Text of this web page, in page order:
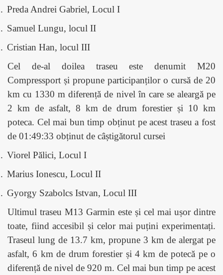
Preda Andrei Gabriel, Locul I
Samuel Lungu, locul II
Cristian Han, locul III
Cel de-al doilea traseu este denumit M20
Compressport și propune participanților o cursă de 20
km cu 1330 m diferență de nivel în care se aleargă pe
2 km de asfalt, 8 km de drum forestier și 10 km
poteca. Cel mai bun timp obținut pe acest traseu a fost
de 01:49:33 obținut de câștigătorul cursei
Viorel Pălici, Locul I
Marius Ionescu, Locul II
Gyorgy Szabolcs Istvan, Locul III
Ultimul traseu M13 Garmin este și cel mai ușor dintre
toate, fiind accesibil și celor mai puțini experimentați.
Traseul lung de 13.7 km, propune 3 km de alergat pe
asfalt, 6 km de drum forestier și 4 km de potecă pe o
diferență de nivel de 920 m. Cel mai bun timp pe acest